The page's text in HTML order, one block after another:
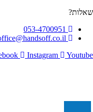
דלג
שאלות?
053-4700951
Instagram Youtube